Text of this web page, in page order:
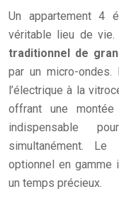
Un appartement 4
véritable lieu de vie.
traditionnel de
par un micro-
l’électrique à la
offrant une
indispensable
simultanément.
optionnel en gamme
un temps précieux.